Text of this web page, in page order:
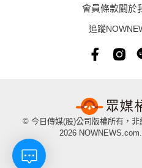
會員條款關於
追蹤
© 今日傳媒(股)公司版權所有，
2026